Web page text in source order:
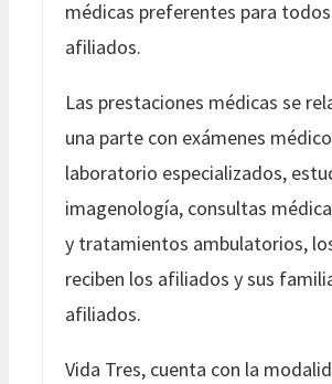
médicas preferentes para
afiliados.
Las prestaciones médicas se
una parte con exámenes
laboratorio especializados,
imagenología, consultas
y tratamientos ambulatorios,
reciben los afiliados y sus
afiliados.
Vida Tres, cuenta con la